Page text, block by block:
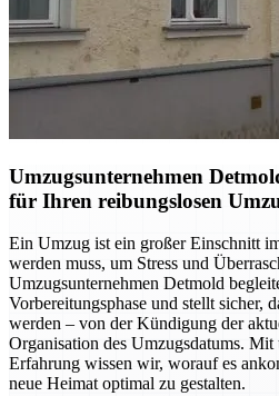
Umzugsunternehmen
für Ihren reibungslosen
Ein Umzug ist ein großer Einschnitt
werden muss, um Stress und
Umzugsunternehmen Detmold
Vorbereitungsphase und stellt sicher,
werden – von der Kündigung der
Organisation des Umzugsdatums. Mit
Erfahrung wissen wir, worauf es
neue Heimat optimal zu gestalten.